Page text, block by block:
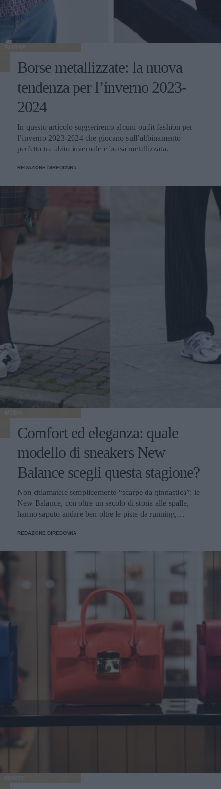
BORSE
Borse metallizzate: la nuova
tendenza per l’inverno 2023-
2024
In questo articolo suggeriremo alcuni outfit fashion per
l’inverno 2023-2024 che giocano sull’abbinamento
perfetto tra abito invernale e borsa metallizzata.
REDAZIONE DIREDONNA
MODA
Comfort ed eleganza: quale
modello di sneakers New
Balance scegli questa stagione?
Non chiamatele semplicemente “scarpe da ginnastica”: le
New Balance, con oltre un secolo di storia alle spalle,
hanno saputo andare ben oltre le piste da running,
REDAZIONE DIREDONNA
BORSE